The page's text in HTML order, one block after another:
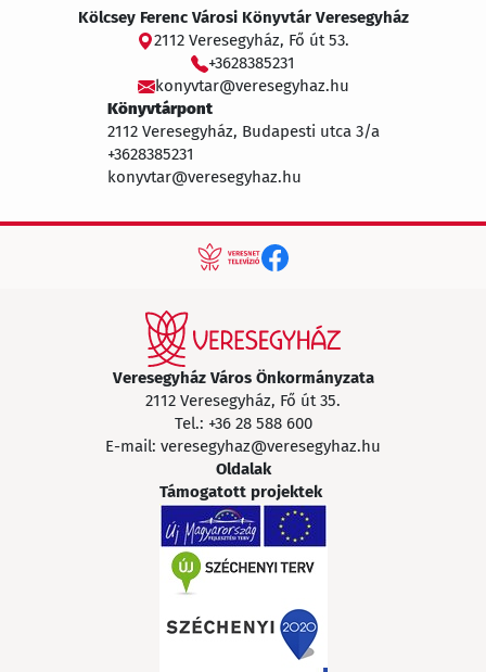
Kölcsey Ferenc Városi Könyvtár Veresegyház
2112 Veresegyház, Fő út 53.
+3628385231
konyvtar@veresegyhaz.hu
Könyvtárpont
2112 Veresegyház, Budapesti utca 3/a
+3628385231
konyvtar@veresegyhaz.hu
Veresegyház Város Önkormányzata
2112 Veresegyház, Fő út 35.
Tel.: +36 28 588 600
E-mail: veresegyhaz@veresegyhaz.hu
Oldalak
Támogatott projektek